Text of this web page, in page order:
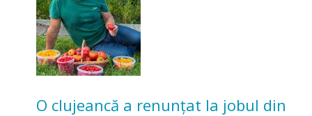
O clujeancă a renunțat la jobul din